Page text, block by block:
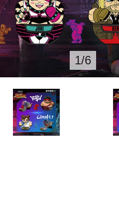
1/6